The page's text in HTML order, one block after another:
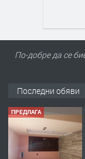
По-добре да се
Последни обяви
ПРЕДЛАГА